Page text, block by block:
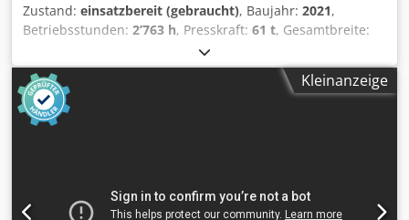
Zustand: einsatzbereit (gebraucht), Baujahr: 2021,
Betriebsstunden: 2’763 h, Presskraft: 61 t, Gesamtbreite:
2’545 mm
kg, Produktlänge (max.):2’100 mm, Anzahl der Achsen:7,
Diese 7-Achsen-Abkantpresse vom Typ Baykal APHS 21060
wurde im Jahr 2021 hergestellt. Sie verfügt über eine
Presskraft von 60 Tonnen und eine Biegelänge von 2100
von 210 mm. Wenn Sie auf der Suche nach hochwertigen
Kleinanzeige